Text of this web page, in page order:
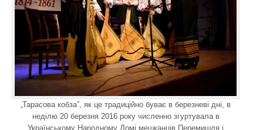
„Тарасова кобза”, як це традиційно буває в березневі дні, в
неділю 20 березня 2016 року численно згуртувала в
Українському Народному Домі мешканців Перемишля і